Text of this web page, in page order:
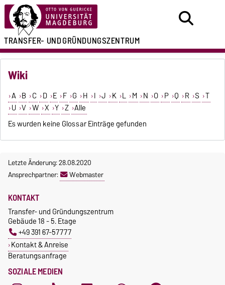
TRANSFER- UNDGRÜNDUNGSZENTRUM
Wiki
A B C D E F G H I J K L M N O P Q R S T
U V W X Y Z Alle
Es wurden keine Glossar Einträge gefunden
Letzte Änderung: 28.08.2020
Ansprechpartner:
Webmaster
SOZIALE MEDIEN
KONTAKT
Transfer- und Gründungszentrum
Gebäude 18 - 5. Etage
+49 391 67-57777
Kontakt & Anreise
Beratungsanfrage